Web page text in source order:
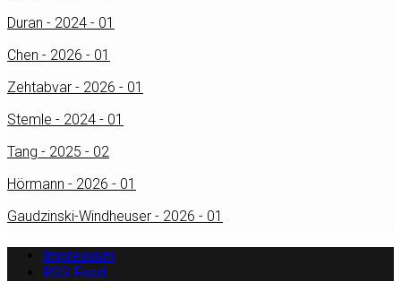
Duran - 2024 - 01
Chen - 2026 - 01
Zehtabvar - 2026 - 01
Stemle - 2024 - 01
Tang - 2025 - 02
Hörmann - 2026 - 01
Gaudzinski-Windheuser - 2026 - 01
Impressum
RSS Feed